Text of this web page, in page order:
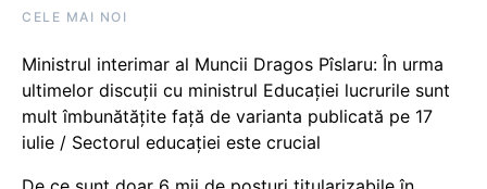
CELE MAI NOI
Ministrul interimar al Muncii Dragos Pîslaru: În urma
ultimelor discuții cu ministrul Educației lucrurile sunt
mult îmbunătățite față de varianta publicată pe 17
iulie / Sectorul educației este crucial